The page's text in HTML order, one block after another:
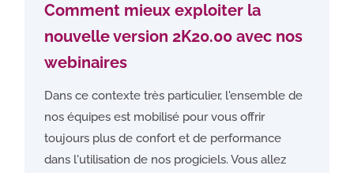
Comment mieux exploiter la
nouvelle version 2K20.00 avec nos
webinaires
Dans ce contexte très particulier, l'ensemble de
nos équipes est mobilisé pour vous offrir
toujours plus de confort et de performance
dans l'utilisation de nos progiciels. Vous allez